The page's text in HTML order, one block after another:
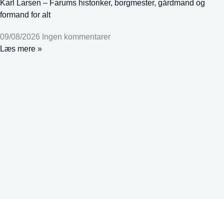
Karl Larsen – Farums historiker, borgmester, gårdmand og
formand for alt
09/08/2026 Ingen kommentarer
Læs mere »